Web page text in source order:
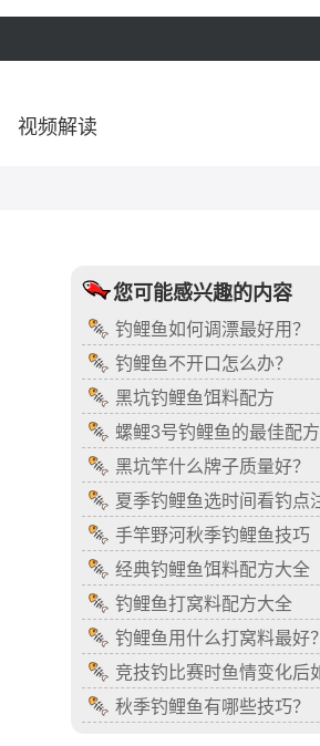
视频解读
您可能感兴趣的内容
钓鲤鱼如何调漂最好用？
钓鲤鱼不开口怎么办？
黑坑钓鲤鱼饵料配方
螺鲤3号钓鲤鱼的最佳配方
黑坑竿什么牌子质量好？
手竿野河秋季钓鲤鱼技巧
经典钓鲤鱼饵料配方大全
钓鲤鱼打窝料配方大全
钓鲤鱼用什么打窝料最好？
秋季钓鲤鱼有哪些技巧？